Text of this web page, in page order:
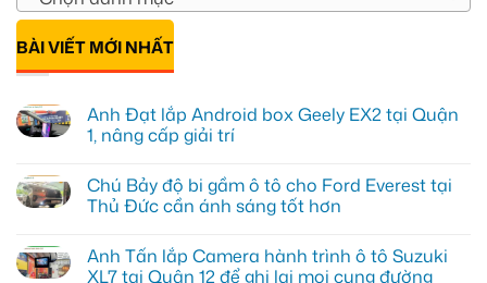
BÀI VIẾT MỚI NHẤT
Anh Đạt lắp Android box Geely EX2 tại Quận
1, nâng cấp giải trí
bình
luận
ở
lắp
Android
Chú Bảy độ bi gầm ô tô cho Ford Everest tại
Thủ Đức cần ánh sáng tốt hơn
bình
luận
Anh Tấn lắp Camera hành trình ô tô Suzuki
XL7 tại Quận 12 để ghi lại mọi cung đường